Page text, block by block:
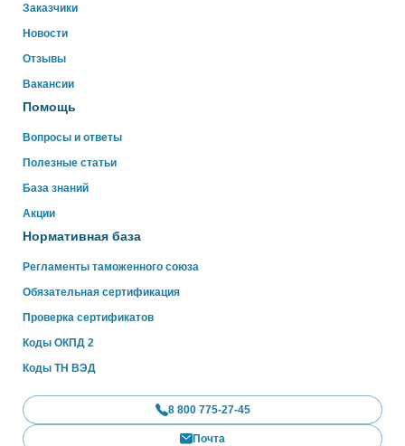
Заказчики
Новости
Отзывы
Вакансии
Помощь
Вопросы и ответы
Полезные статьи
База знаний
Акции
Нормативная база
Регламенты таможенного союза
Обязательная сертификация
Проверка сертификатов
Коды ОКПД 2
Коды ТН ВЭД
8 800 775-27-45
Почта